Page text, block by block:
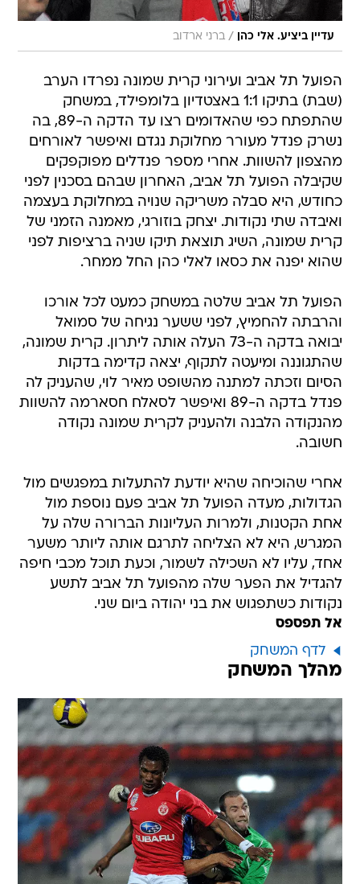
עדיין ביציע. אלי כהן / ברני ארדוב
הפועל תל אביב ועירוני קרית שמונה נפרדו הערב
(שבת) בתיקו 1:1 באצטדיון בלומפילד, במשחק
שהתפתח כפי שהאדומים רצו עד הדקה ה-89, בה
נשרק פנדל מעורר מחלוקת נגדם ואיפשר לאורחים
מהצפון להשוות. אחרי מספר פנדלים מפוקפקים
שקיבלה הפועל תל אביב, האחרון שבהם בסכנין לפני
כחודש, היא סבלה משריקה שנויה במחלוקת בעצמה
ואיבדה שתי נקודות. יצחק בוזורגי, מאמנה הזמני של
קרית שמונה, השיג תוצאת תיקו שניה ברציפות לפני
שהוא יפנה את כסאו לאלי כהן החל ממחר.
הפועל תל אביב שלטה במשחק כמעט לכל אורכו
והרבתה להחמיץ, לפני ששער נגיחה של סמואל
יבואה בדקה ה-73 העלה אותה ליתרון. קרית שמונה,
שהתגוננה ומיעטה לתקוף, יצאה קדימה בדקות
הסיום וזכתה למתנה מהשופט מאיר לוי, שהעניק לה
פנדל בדקה ה-89 ואיפשר לסאלח חסארמה להשוות
מהנקודה הלבנה ולהעניק לקרית שמונה נקודה
חשובה.
אחרי שהוכיחה שהיא יודעת להתעלות במפגשים מול
הגדולות, מעדה הפועל תל אביב פעם נוספת מול
אחת הקטנות, ולמרות העליונות הברורה שלה על
המגרש, היא לא הצליחה לתרגם אותה ליותר משער
אחד, עליו לא השכילה לשמור, וכעת תוכל מכבי חיפה
להגדיל את הפער שלה מהפועל תל אביב לתשע
נקודות כשתפגוש את בני יהודה ביום שני.
אל תפספס
לדף המשחק
מהלך המשחק